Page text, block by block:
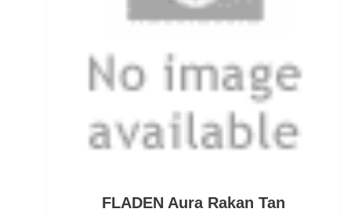
FLADEN Aura Rakan Tan
Ersatzspulen
Fallbissanzeiger
Feeder Bleie
Feederhaken lose